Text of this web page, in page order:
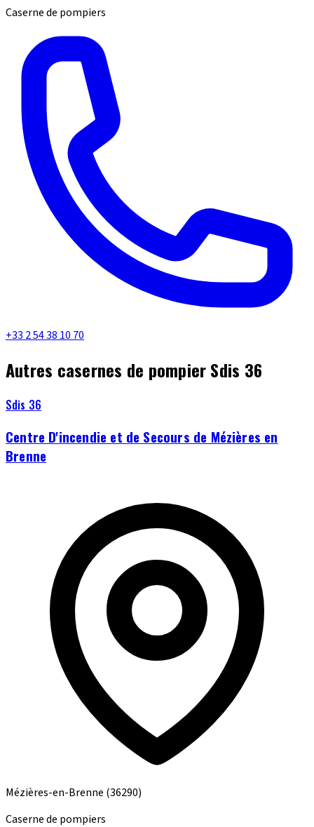
Caserne de pompiers
+33 2 54 38 10 70
Autres casernes de pompier Sdis 36
Sdis 36
Centre D'incendie et de Secours de Mézières en
Brenne
Mézières-en-Brenne (36290)
Caserne de pompiers